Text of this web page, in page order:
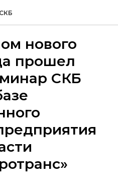
СКБ
нового
прошел
СКБ